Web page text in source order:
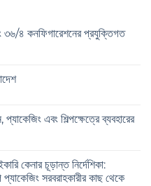
৩৬/৪ কনফিগারেশনের প্রযুক্তিগত
এবং শিল্পক্ষেত্রে ব্যবহারের
কেনার চূড়ান্ত নির্দেশিকা:
প্যাকেজিং সরবরাহকারীর কাছ থেকে